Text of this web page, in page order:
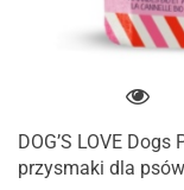
DOG’S LOVE
przysmaki dla